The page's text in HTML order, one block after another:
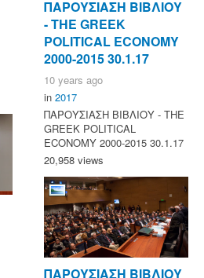
ΠΑΡΟΥΣΙΑΣΗ ΒΙΒΛΙΟΥ
- ΤΗΕ GREEK
POLITICAL ECONOMY
2000-2015 30.1.17
10 years ago
in 2017
ΠΑΡΟΥΣΙΑΣΗ ΒΙΒΛΙΟΥ - ΤΗΕ
GREEK POLITICAL
ECONOMY 2000-2015 30.1.17
20,958 views
ΠΑΡΟΥΣΙΑΣΗ ΒΙΒΛΙΟΥ